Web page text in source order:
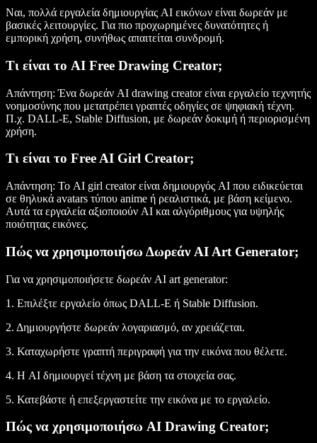
Ναι, πολλά εργαλεία δημιουργίας AI εικόνων είναι δωρεάν με
βασικές λειτουργίες. Για πιο προχωρημένες δυνατότητες ή
εμπορική χρήση, συνήθως απαιτείται συνδρομή.
Τι είναι το AI Free Drawing Creator;
Απάντηση: Ένα δωρεάν AI drawing creator είναι εργαλείο τεχνητής
νοημοσύνης που μετατρέπει γραπτές οδηγίες σε ψηφιακή τέχνη.
Π.χ. DALL-E, Stable Diffusion, με δωρεάν δοκιμή ή περιορισμένη
χρήση.
Τι είναι το Free AI Girl Creator;
Απάντηση: Το AI girl creator είναι δημιουργός AI που ειδικεύεται
σε θηλυκά avatars τύπου anime ή ρεαλιστικά, με βάση κείμενο.
Αυτά τα εργαλεία αξιοποιούν AI και αλγόριθμους για υψηλής
ποιότητας εικόνες.
Πώς να χρησιμοποιήσω Δωρεάν AI Art Generator;
Για να χρησιμοποιήσετε δωρεάν AI art generator:
1. Επιλέξτε εργαλείο όπως DALL-E ή Stable Diffusion.
2. Δημιουργήστε δωρεάν λογαριασμό, αν χρειάζεται.
3. Καταχωρήστε γραπτή περιγραφή για την εικόνα που θέλετε.
4. Η AI δημιουργεί τέχνη με βάση τα στοιχεία σας.
5. Κατεβάστε ή επεξεργαστείτε την εικόνα με το εργαλείο.
Πώς να χρησιμοποιήσω AI Drawing Creator;